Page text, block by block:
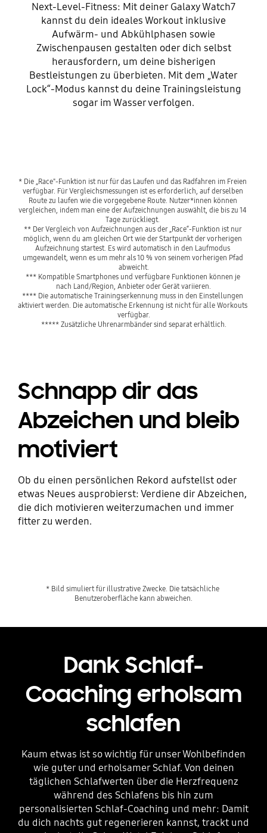
Next-Level-Fitness: Mit deiner Galaxy Watch7
kannst du dein ideales Workout inklusive
Aufwärm- und Abkühlphasen sowie
Zwischenpausen gestalten oder dich selbst
herausfordern, um deine bisherigen
Bestleistungen zu überbieten. Mit dem „Water
Lock“-Modus kannst du deine Trainingsleistung
sogar im Wasser verfolgen.
* Die „Race"-Funktion ist nur für das Laufen und das Radfahren im Freien
verfügbar. Für Vergleichsmessungen ist es erforderlich, auf derselben
Route zu laufen wie die vorgegebene Route. Nutzer*innen können
vergleichen, indem man eine der Aufzeichnungen auswählt, die bis zu 14
Tage zurückliegt.
** Der Vergleich von Aufzeichnungen aus der „Race“-Funktion ist nur
möglich, wenn du am gleichen Ort wie der Startpunkt der vorherigen
Aufzeichnung startest. Es wird automatisch in den Laufmodus
umgewandelt, wenn es um mehr als 10 % von seinem vorherigen Pfad
abweicht.
*** Kompatible Smartphones und verfügbare Funktionen können je
nach Land/Region, Anbieter oder Gerät variieren.
**** Die automatische Trainingserkennung muss in den Einstellungen
aktiviert werden. Die automatische Erkennung ist nicht für alle Workouts
verfügbar.
***** Zusätzliche Uhrenarmbänder sind separat erhältlich.
Schnapp dir das
Abzeichen und bleib
motiviert
Ob du einen persönlichen Rekord aufstellst oder
etwas Neues ausprobierst: Verdiene dir Abzeichen,
die dich motivieren weiterzumachen und immer
fitter zu werden.
* Bild simuliert für illustrative Zwecke. Die tatsächliche
Benutzeroberfläche kann abweichen.
Dank Schlaf-
Coaching erholsam
schlafen
Kaum etwas ist so wichtig für unser Wohlbefinden
wie guter und erholsamer Schlaf. Von deinen
täglichen Schlafwerten über die Herzfrequenz
während des Schlafens bis hin zum
personalisierten Schlaf-Coaching und mehr: Damit
du dich nachts gut regenerieren kannst, trackt und